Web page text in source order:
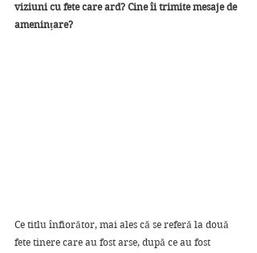
viziuni cu fete care ard? Cine îi trimite mesaje de
amenințare?
Ce titlu înfiorător, mai ales că se referă la două
fete tinere care au fost arse, după ce au fost